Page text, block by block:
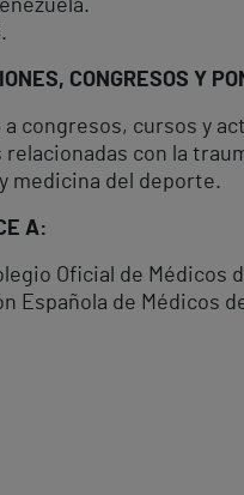
CONGRESOS Y
congresos, cursos y
con la
medicina del deporte.
A:
Oficial de Médicos
Española de Médicos